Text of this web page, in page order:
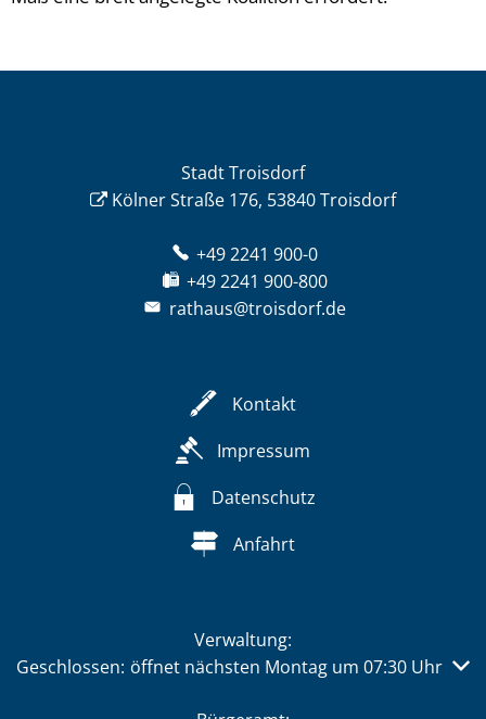
Stadt Troisdorf
Kölner Straße 176, 53840 Troisdorf
+49 2241 900-0
+49 2241 900-800
rathaus@troisdorf.de
Kontakt
Impressum
Datenschutz
Anfahrt
Verwaltung:
Klicken, um weitere Öffnungs- oder Schließzeiten
Geschlossen: öffnet nächsten Montag um 07:30 Uhr